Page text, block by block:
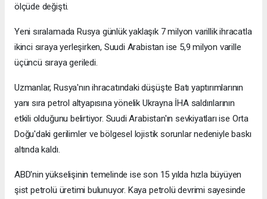
ölçüde değişti.
Yeni sıralamada Rusya günlük yaklaşık 7 milyon varillik ihracatla
ikinci sıraya yerleşirken, Suudi Arabistan ise 5,9 milyon varille
üçüncü sıraya geriledi.
Uzmanlar, Rusya'nın ihracatındaki düşüşte Batı yaptırımlarının
yanı sıra petrol altyapısına yönelik Ukrayna İHA saldırılarının
etkili olduğunu belirtiyor. Suudi Arabistan'ın sevkiyatları ise Orta
Doğu'daki gerilimler ve bölgesel lojistik sorunlar nedeniyle baskı
altında kaldı.
ABD'nin yükselişinin temelinde ise son 15 yılda hızla büyüyen
şist petrolü üretimi bulunuyor. Kaya petrolü devrimi sayesinde